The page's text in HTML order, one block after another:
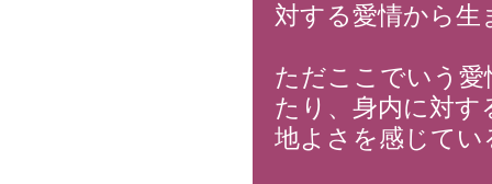
対する愛情から
ただここでいう
たり、身内に対
地よさを感じて